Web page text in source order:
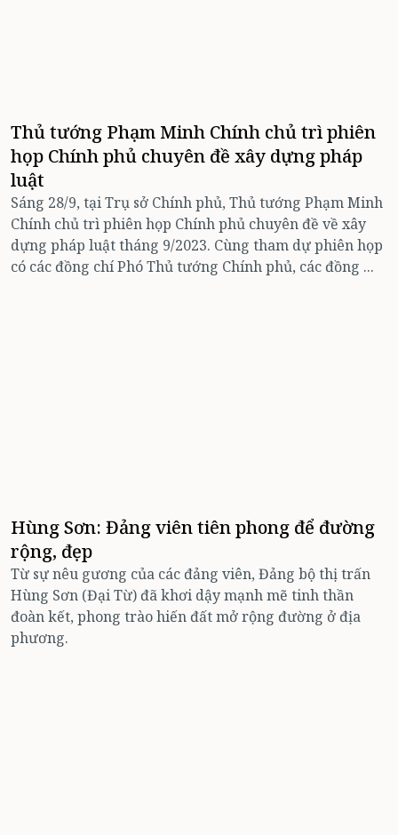
Thủ tướng Phạm Minh Chính chủ trì phiên
họp Chính phủ chuyên đề xây dựng pháp
luật
Sáng 28/9, tại Trụ sở Chính phủ, Thủ tướng Phạm Minh
Chính chủ trì phiên họp Chính phủ chuyên đề về xây
dựng pháp luật tháng 9/2023. Cùng tham dự phiên họp
có các đồng chí Phó Thủ tướng Chính phủ, các đồng ...
Hùng Sơn: Đảng viên tiên phong để đường
rộng, đẹp
Từ sự nêu gương của các đảng viên, Đảng bộ thị trấn
Hùng Sơn (Đại Từ) đã khơi dậy mạnh mẽ tinh thần
đoàn kết, phong trào hiến đất mở rộng đường ở địa
phương.